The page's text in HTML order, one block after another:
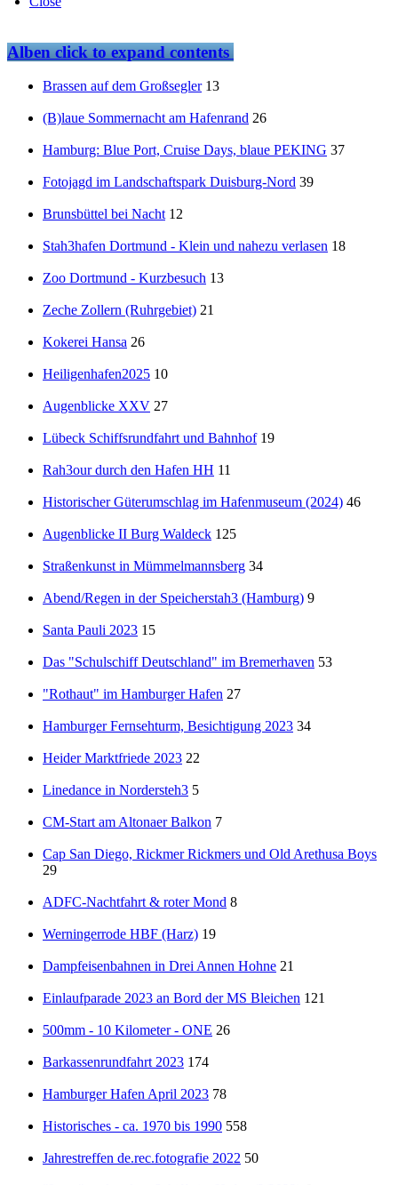
Albenclick to expand contents
Brassen auf dem Großsegler 13
(B)laue Sommernacht am Hafenrand 26
Hamburg: Blue Port, Cruise Days, blaue PEKING 37
Fotojagd im Landschaftspark Duisburg-Nord 39
Brunsbüttel bei Nacht 12
Stah3hafen Dortmund - Klein und nahezu verlasen 18
Zoo Dortmund - Kurzbesuch 13
Zeche Zollern (Ruhrgebiet) 21
Kokerei Hansa 26
Heiligenhafen2025 10
Augenblicke XXV 27
Lübeck Schiffsrundfahrt und Bahnhof 19
Rah3our durch den Hafen HH 11
Historischer Güterumschlag im Hafenmuseum (2024) 46
Augenblicke II Burg Waldeck 125
Straßenkunst in Mümmelmannsberg 34
Abend/Regen in der Speicherstah3 (Hamburg) 9
Santa Pauli 2023 15
Das "Schulschiff Deutschland" im Bremerhaven 53
"Rothaut" im Hamburger Hafen 27
Hamburger Fernsehturm, Besichtigung 2023 34
Heider Marktfriede 2023 22
Linedance in Nordersteh3 5
CM-Start am Altonaer Balkon 7
Cap San Diego, Rickmer Rickmers und Old Arethusa Boys
29
ADFC-Nachtfahrt & roter Mond 8
Werningerrode HBF (Harz) 19
Dampfeisenbahnen in Drei Annen Hohne 21
Einlaufparade 2023 an Bord der MS Bleichen 121
500mm - 10 Kilometer - ONE 26
Barkassenrundfahrt 2023 174
Hamburger Hafen April 2023 78
Historisches - ca. 1970 bis 1990 558
Jahrestreffen de.rec.fotografie 2022 50